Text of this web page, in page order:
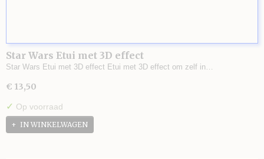
Star Wars Etui met 3D effect
Star Wars Etui met 3D effect Etui met 3D effect om zelf in…
€ 13,50
✓ Op voorraad
IN WINKELWAGEN